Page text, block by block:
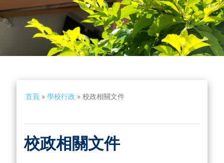
首頁 » 學校行政 » 校政相關文件
校政相關文件